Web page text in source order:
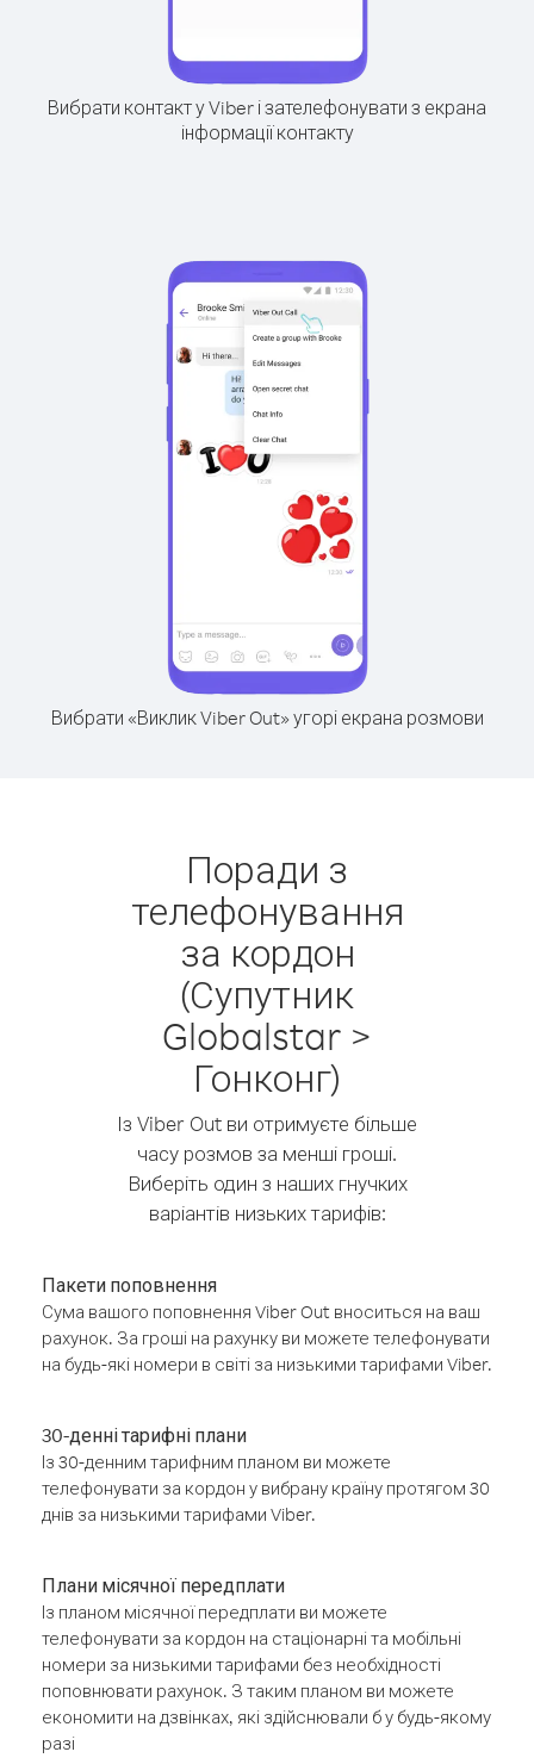
Вибрати контакт у Viber і зателефонувати з екрана
інформації контакту
Вибрати «Виклик Viber Out» угорі екрана розмови
Поради з
телефонування
за кордон
(Супутник
Globalstar >
Гонконг)
Із Viber Out ви отримуєте більше
часу розмов за менші гроші.
Виберіть один з наших гнучких
варіантів низьких тарифів:
Пакети поповнення
Сума вашого поповнення Viber Out вноситься на ваш
рахунок. За гроші на рахунку ви можете телефонувати
на будь-які номери в світі за низькими тарифами Viber.
30-денні тарифні плани
Із 30-денним тарифним планом ви можете
телефонувати за кордон у вибрану країну протягом 30
днів за низькими тарифами Viber.
Плани місячної передплати
Із планом місячної передплати ви можете
телефонувати за кордон на стаціонарні та мобільні
номери за низькими тарифами без необхідності
поповнювати рахунок. З таким планом ви можете
економити на дзвінках, які здійснювали б у будь-якому
разі